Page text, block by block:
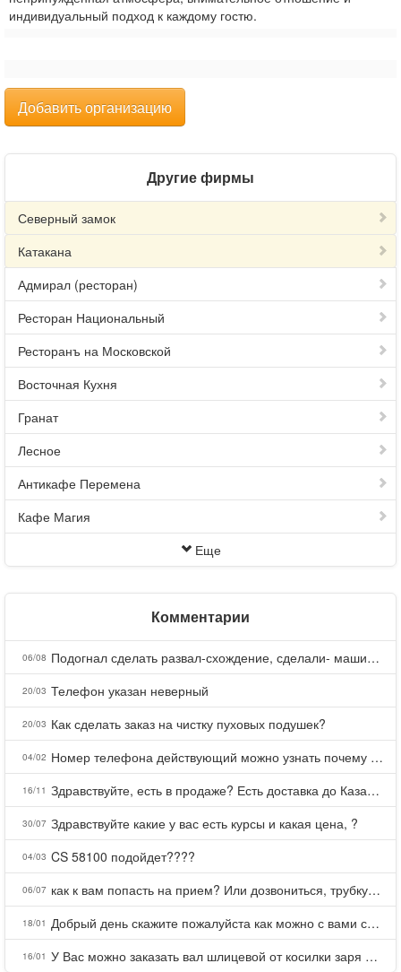
индивидуальный подход к каждому гостю.
Добавить организацию
Другие фирмы
Северный замок
Катакана
Адмирал (ресторан)
Ресторан Национальный
Ресторанъ на Московской
Восточная Кухня
Гранат
Лесное
Антикафе Перемена
Кафе Магия
Еще
Комментарии
06/08 Подогнал сделать развал-схождение, сделали- машина уходит на право и колеса проверил все хорошо с атмосферами ужас как можно делать авто, не ужели не берегут свою репутацию, не советую.
20/03 Телефон указан неверный
20/03 Как сделать заказ на чистку пуховых подушек?
04/02 Номер телефона действующий можно узнать почему номер неправельный
16/11 Здравствуйте, есть в продаже? Есть доставка до Казани?
30/07 Здравствуйте какие у вас есть курсы и какая цена, ?
04/03 CS 58100 подойдет????
06/07 как к вам попасть на прием? Или дозвониться, трубку не берете.
18/01 Добрый день скажите пожалуйста как можно с вами связаться . Телефон не отвечает .Заказала кухню в тц Хороший есть претензии а менеджер контактов не дает .Что делать?
16/01 У Вас можно заказать вал шлицевой от косилки заря для мтз, который соединяет мотоблок с косилкой.?